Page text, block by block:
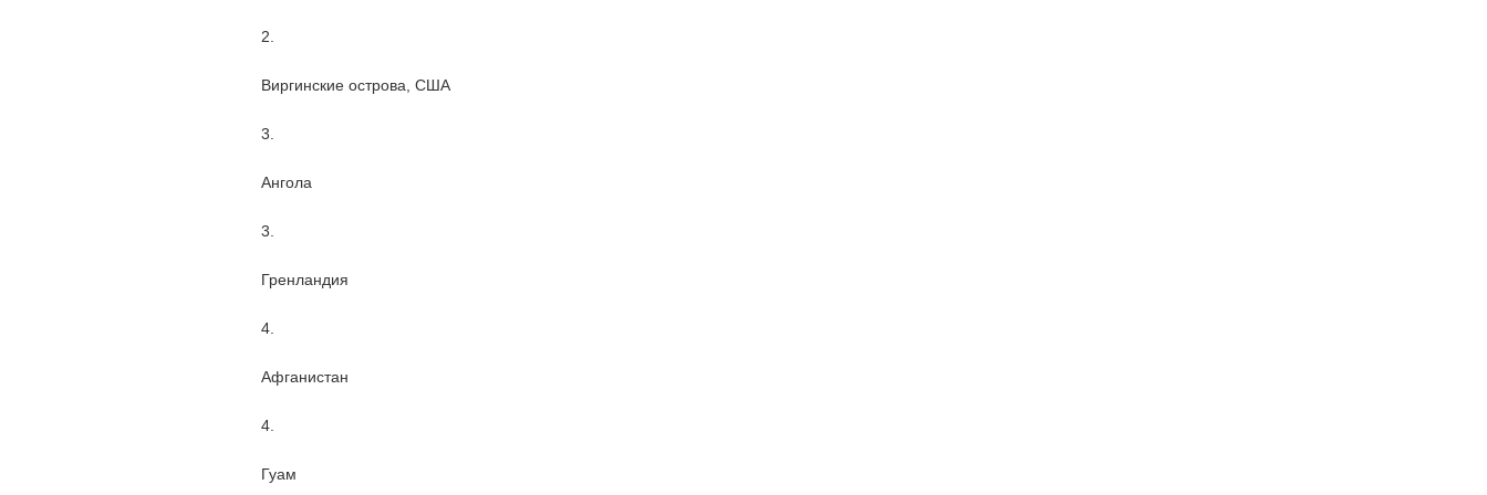
2.
Виргинские острова, США
3.
Ангола
3.
Гренландия
4.
Афганистан
4.
Гуам